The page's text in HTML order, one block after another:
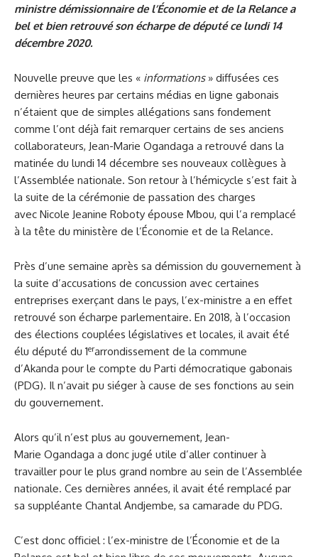
ministre démissionnaire de l’Économie et de la Relance a
bel et bien retrouvé son écharpe de député ce lundi 14
décembre 2020.
Nouvelle preuve que les « informations» diffusées ces
dernières heures par certains médias en ligne gabonais
n’étaient que de simples allégations sans fondement
comme l’ont déjà fait remarquer certains de ses anciens
collaborateurs, Jean-Marie Ogandaga a retrouvé dans la
matinée du lundi 14 décembre ses nouveaux collègues à
l’Assemblée nationale. Son retour à l’hémicycle s’est fait à
la suite de la cérémonie de passation des charges
avec Nicole Jeanine Roboty épouse Mbou, qui l’a remplacé
à la tête du ministère de l’Économie et de la Relance.
Près d’une semaine après sa démission du gouvernement à
la suite d’accusations de concussion avec certaines
entreprises exerçant dans le pays, l’ex-ministre a en effet
retrouvé son écharpe parlementaire. En 2018, à l’occasion
des élections couplées législatives et locales, il avait été
élu député du 1erarrondissement de la commune
d’Akanda pour le compte du Parti démocratique gabonais
(PDG). Il n’avait pu siéger à cause de ses fonctions au sein
du gouvernement.
Alors qu’il n’est plus au gouvernement, Jean-
Marie Ogandaga a donc jugé utile d’aller continuer à
travailler pour le plus grand nombre au sein de l’Assemblée
nationale. Ces dernières années, il avait été remplacé par
sa suppléante Chantal Andjembe, sa camarade du PDG.
C’est donc officiel : l’ex-ministre de l’Économie et de la